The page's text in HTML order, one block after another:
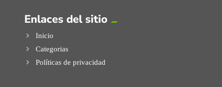
Enlaces del sitio
Inicio
Categorias
Políticas de privacidad